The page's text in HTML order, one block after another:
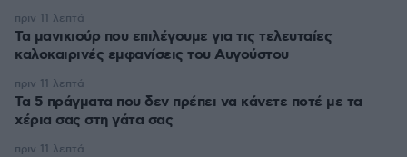
Τα μανικιούρ που επιλέγουμε για τις τελευταίες
καλοκαιρινές εμφανίσεις του Αυγούστου
πριν 11 λεπτά
Τα 5 πράγματα που δεν πρέπει να κάνετε ποτέ με τα
χέρια σας στη γάτα σας
πριν 11 λεπτά
πριν 11 λεπτά